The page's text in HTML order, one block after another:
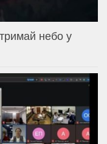
небо у